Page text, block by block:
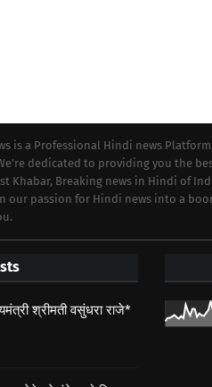
is a Professional Hindi news
dedicated to providing you the
Khabar, Breaking news in Hindi of
our passion for Hindi news into a
श्रीमती वसुंधरा राजे*